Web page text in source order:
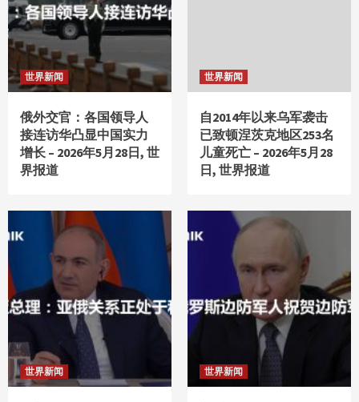
5
Health-Focused Dishes and Drinks Mondays
Plant Cafe
财经新闻
Hair Transplant & Hair Restoration in Fort
Worth, TX
2
3
mondaysplantcafe.com
Health-Focused Dishes and Drinks Mondays
Plant Cafe
4
mondaysplantcafe.com
Health-Focused Dishes and Drinks Mondays
Plant Cafe
世界新闻
俄外交官：各国领导人
接连访华凸显中国实力
增长 – 2026年5月28日, 世
界报道
世界新闻
自2014年以来乌军袭击
已致顿涅茨克地区253名
儿童死亡 – 2026年5月28
日, 世界报道
世界新闻 世界新闻